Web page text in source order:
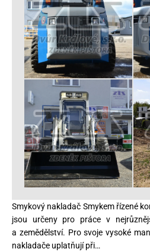
Smykový nakladač Smykem řízené
jsou určeny pro práce v
a zemědělství. Pro svoje vysoké
nakladače uplatňují při…